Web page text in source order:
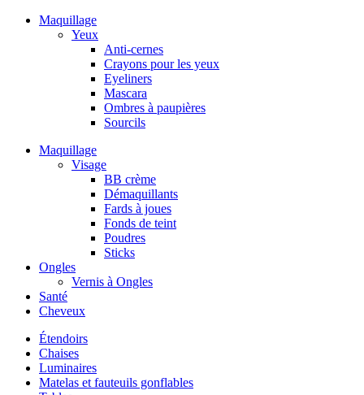
Maquillage
Yeux
Anti-cernes
Crayons pour les yeux
Eyeliners
Mascara
Ombres à paupières
Sourcils
Maquillage
Visage
BB crème
Démaquillants
Fards à joues
Fonds de teint
Poudres
Sticks
Ongles
Vernis à Ongles
Santé
Cheveux
Étendoirs
Chaises
Luminaires
Matelas et fauteuils gonflables